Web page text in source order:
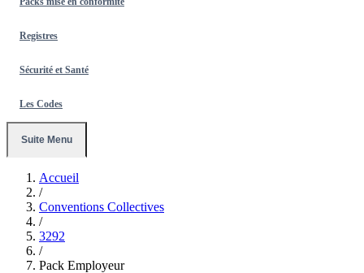
Registres
Sécurité et Santé
Les Codes
Suite Menu
Accueil
/
Conventions Collectives
/
3292
/
Pack Employeur